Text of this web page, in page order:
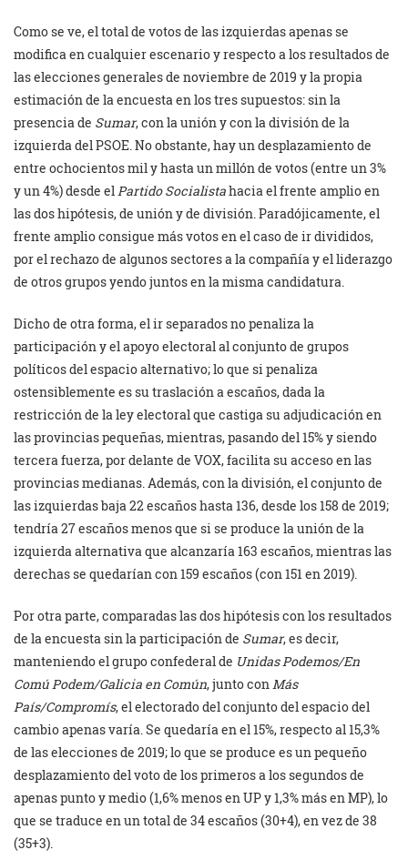
Como se ve, el total de votos de las izquierdas apenas se
modifica en cualquier escenario y respecto a los resultados de
las elecciones generales de noviembre de 2019 y la propia
estimación de la encuesta en los tres supuestos: sin la
presencia de Sumar, con la unión y con la división de la
izquierda del PSOE. No obstante, hay un desplazamiento de
entre ochocientos mil y hasta un millón de votos (entre un 3%
y un 4%) desde elPartido Socialistahacia el frente amplio en
las dos hipótesis, de unión y de división. Paradójicamente, el
frente amplio consigue más votos en el caso de ir divididos,
por el rechazo de algunos sectores a la compañía y el liderazgo
de otros grupos yendo juntos en la misma candidatura.
Dicho de otra forma, el ir separados no penaliza la
participación y el apoyo electoral al conjunto de grupos
políticos del espacio alternativo; lo que si penaliza
ostensiblemente es su traslación a escaños, dada la
restricción de la ley electoral que castiga su adjudicación en
las provincias pequeñas, mientras, pasando del 15% y siendo
tercera fuerza, por delante de VOX, facilita su acceso en las
provincias medianas. Además, con la división, el conjunto de
las izquierdas baja 22 escaños hasta 136, desde los 158 de 2019;
tendría 27 escaños menos que si se produce la unión de la
izquierda alternativa que alcanzaría 163 escaños, mientras las
derechas se quedarían con 159 escaños (con 151 en 2019).
Por otra parte, comparadas las dos hipótesis con los resultados
de la encuesta sin la participación de Sumar, es decir,
manteniendo el grupo confederal de Unidas Podemos/En
Comú Podem/Galicia en Común, junto conMás
País/Compromís, el electorado del conjunto del espacio del
cambio apenas varía. Se quedaría en el 15%, respecto al 15,3%
de las elecciones de 2019; lo que se produce es un pequeño
desplazamiento del voto de los primeros a los segundos de
apenas punto y medio (1,6% menos en UP y 1,3% más en MP), lo
que se traduce en un total de 34 escaños (30+4), en vez de 38
(35+3).